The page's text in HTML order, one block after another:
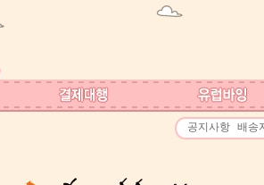
공지사항 배송